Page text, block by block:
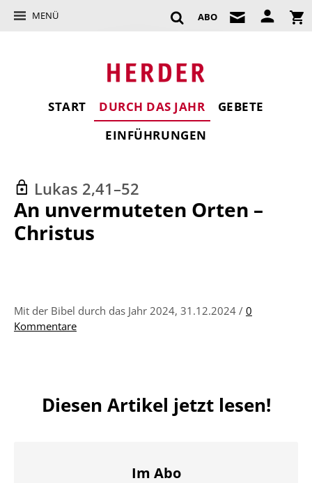
MENÜ ABO
START DURCH DAS JAHR
GEBETE
EINFÜHRUNGEN
Lukas 2,41–52
:
An unvermuteten Orten –
Christus
Mit der Bibel durch das Jahr 2024, 31.12.2024 / 0
Kommentare
Diesen Artikel jetzt lesen!
Im Abo